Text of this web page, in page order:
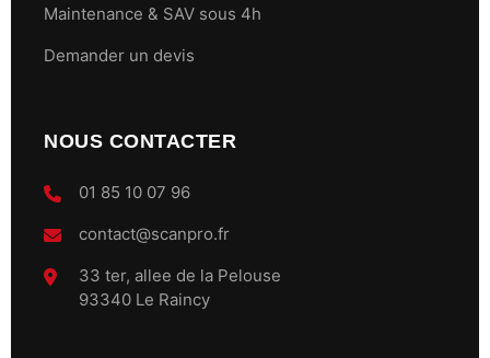
Maintenance & SAV sous 4h
Demander un devis
NOUS CONTACTER
01 85 10 07 96
contact@scanpro.fr
33 ter, allee de la Pelouse
93340 Le Raincy